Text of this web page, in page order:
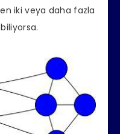
iki veya daha fazla